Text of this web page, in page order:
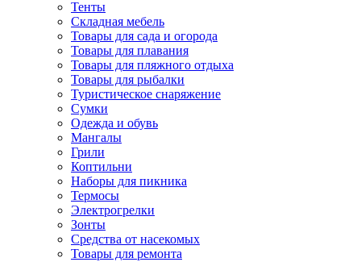
Тенты
Складная мебель
Товары для сада и огорода
Товары для плавания
Товары для пляжного отдыха
Товары для рыбалки
Туристическое снаряжение
Сумки
Одежда и обувь
Мангалы
Грили
Коптильни
Наборы для пикника
Термосы
Электрогрелки
Зонты
Средства от насекомых
Товары для ремонта